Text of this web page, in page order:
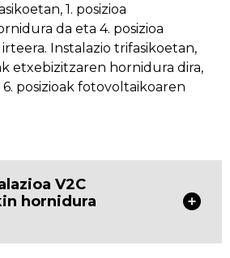
1. posizioa
da eta 4. posizioa
Instalazio trifasikoetan,
etxebizitzaren hornidura dira,
posizioak fotovoltaikoaren
V2C
hornidura